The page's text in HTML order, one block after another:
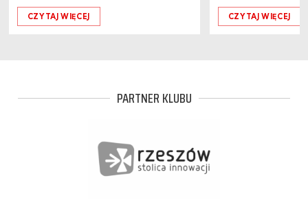
CZYTAJ WIĘCEJ CZYTAJ WIĘCEJ
PARTNER KLUBU